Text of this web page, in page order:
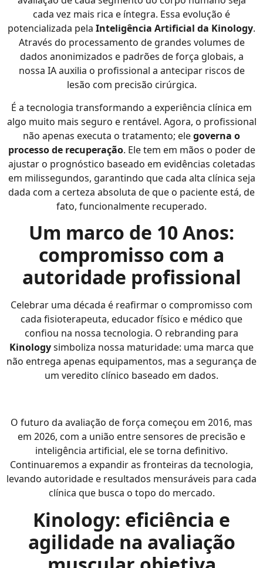
cada vez mais rica e íntegra. Essa evolução é
potencializada pela Inteligência Artificial da Kinology.
Através do processamento de grandes volumes de
dados anonimizados e padrões de força globais, a
nossa IA auxilia o profissional a antecipar riscos de
lesão com precisão cirúrgica.
É a tecnologia transformando a experiência clínica em
algo muito mais seguro e rentável. Agora, o profissional
não apenas executa o tratamento; elegoverna o
processo de recuperação. Ele tem em mãos o poder de
ajustar o prognóstico baseado em evidências coletadas
em milissegundos, garantindo que cada alta clínica seja
dada com a certeza absoluta de que o paciente está, de
fato, funcionalmente recuperado.
Um marco de 10 Anos:
compromisso com a
autoridade profissional
Celebrar uma década é reafirmar o compromisso com
cada fisioterapeuta, educador físico e médico que
confiou na nossa tecnologia. O rebranding para
Kinologysimboliza nossa maturidade: uma marca que
não entrega apenas equipamentos, mas a segurança de
um veredito clínico baseado em dados.
O futuro da avaliação de força começou em 2016, mas
em 2026, com a união entre sensores de precisão e
inteligência artificial, ele se torna definitivo.
Continuaremos a expandir as fronteiras da tecnologia,
levando autoridade e resultados mensuráveis para cada
clínica que busca o topo do mercado.
Kinology: eficiência e
agilidade na avaliação